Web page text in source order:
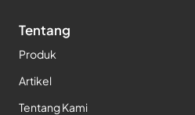
Tentang
Produk
Artikel
Tentang Kami